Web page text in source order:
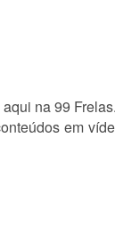
na 99 Frelas.
em